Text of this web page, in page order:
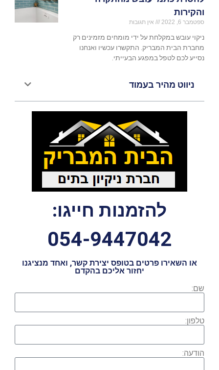
ניווט מהיר בעמוד
להזמנות חייגו:
054-9447042
או השאירו פרטים בטופס יצירת קשר, ואחד מנציגנו
יחזור אליכם בהקדם
שם:
טלפון:
הודעה:
והקירות
ספטמבר 6, 2022 אין תגובות
ניקוי עובש במקלחת על ידי מומחים מזמינים רק
מחברת הבית המבריק. התקשרו עכשיו ואנחנו
נסייע לכם לטפל במפגע הבעייתי.